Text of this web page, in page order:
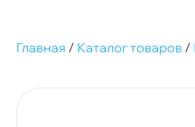
Главная / Каталог товаров /